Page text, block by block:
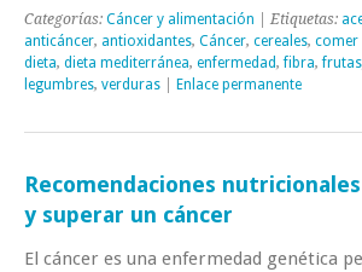
Categorías: Cáncer y alimentación | Etiquetas:
anticáncer, antioxidantes, Cáncer, cereales, comer
dieta, dieta mediterránea, enfermedad,fibra,frutas
legumbres, verduras Enlace permanente
Recomendaciones
y superar un cáncer
El cáncer es una enfermedad genética